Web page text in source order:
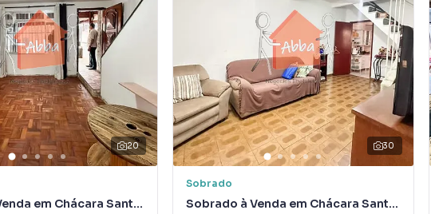
20
em Chácara Santo
30
Sobrado
Sobrado à Venda em Chácara Santo